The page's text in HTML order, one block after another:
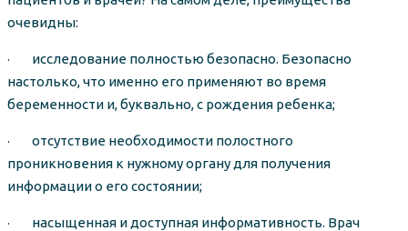
очевидны:
· исследование полностью безопасно. Безопасно
настолько, что именно его применяют во время
беременности и, буквально, с рождения ребенка;
· отсутствие необходимости полостного
проникновения к нужному органу для получения
информации о его состоянии;
· насыщенная и доступная информативность. Врач